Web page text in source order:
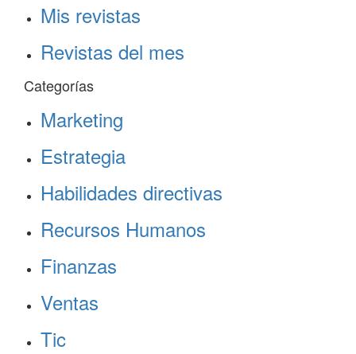
Mis revistas
Revistas del mes
Categorías
Marketing
Estrategia
Habilidades directivas
Recursos Humanos
Finanzas
Ventas
Tic